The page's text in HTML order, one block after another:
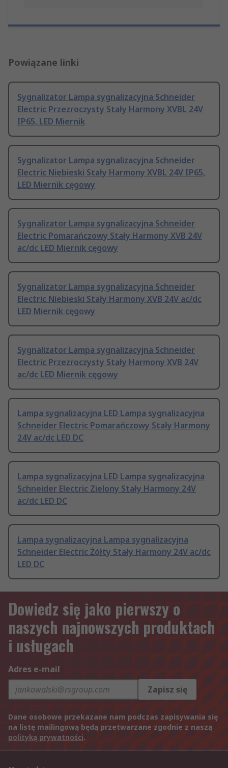
Powiązane linki
Sygnalizator Lampa sygnalizacyjna Schneider
Electric Przezroczysty Stały Harmony XVBL 24V
IP65, LED Miernik
Sygnalizator Lampa sygnalizacyjna Schneider
Electric Niebieski Stały Harmony XVBL 24V IP65,
LED Miernik cęgowy
Sygnalizator Lampa sygnalizacyjna Schneider
Electric Pomarańczowy Stały Harmony XVB 24V
ac/dc LED Miernik cęgowy
Sygnalizator Lampa sygnalizacyjna Schneider
Electric Niebieski Stały Harmony XVB 24V ac/dc
LED Miernik cęgowy
Sygnalizator Lampa sygnalizacyjna Schneider
Electric Przezroczysty Stały Harmony XVB 24V
ac/dc LED Miernik cęgowy
Lampa sygnalizacyjna LED Lampa sygnalizacyjna
Schneider Electric Pomarańczowy Stały Harmony
24V ac/dc LED DC
Lampa sygnalizacyjna LED Lampa sygnalizacyjna
Schneider Electric Zielony Stały Harmony 24V
ac/dc LED DC
Lampa sygnalizacyjna Lampa sygnalizacyjna
Schneider Electric Żółty Stały Harmony 24V ac/dc
LED DC
Dowiedz się jako pierwszy o
naszych najnowszych produktach
i usługach
Adres e-mail
Zapisz się
Dane osobowe przekazane nam podczas zapisywania się
na listę mailingową będą przetwarzane zgodnie z naszą
polityką prywatności.